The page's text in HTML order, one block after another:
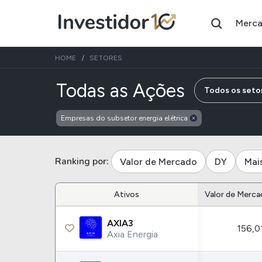
Assuntos do momento
Índice Ação
Petrobras
Itausa
HOME SETORES
Todas as Ações deTodos os
Empresas do subsetor energia elétrica
Ranking por: Valor de Mercado DY
Ativos Valor de
AXIA3
Axia Energia